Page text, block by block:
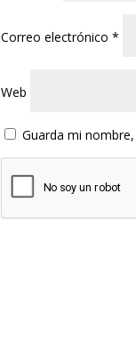
Correo electrónico*
Web
Guarda mi